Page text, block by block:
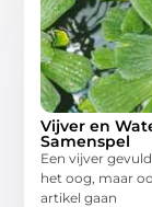
Vijver en
Samenspel
Een vijver
het oog, maar
artikel gaan